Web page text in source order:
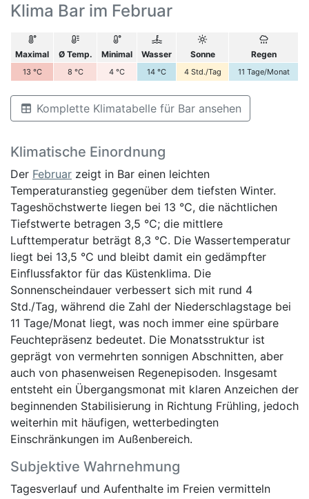
Klima Bar im Februar
Maximal Ø Temp. Minimal Wasser Sonne Regen
13 °C 8 °C 4 °C 14 °C 4 Std./Tag 11 Tage/Monat
Komplette Klimatabelle für Bar ansehen
Klimatische Einordnung
Der Februar zeigt in Bar einen leichten
Temperaturanstieg gegenüber dem tiefsten Winter.
Tageshöchstwerte liegen bei 13 °C, die nächtlichen
Tiefstwerte betragen 3,5 °C; die mittlere
Lufttemperatur beträgt 8,3 °C. Die Wassertemperatur
liegt bei 13,5 °C und bleibt damit ein gedämpfter
Einflussfaktor für das Küstenklima. Die
Sonnenscheindauer verbessert sich mit rund 4
Std./Tag, während die Zahl der Niederschlagstage bei
11 Tage/Monat liegt, was noch immer eine spürbare
Feuchtepräsenz bedeutet. Die Monatsstruktur ist
geprägt von vermehrten sonnigen Abschnitten, aber
auch von phasenweisen Regenepisoden. Insgesamt
entsteht ein Übergangsmonat mit klaren Anzeichen der
beginnenden Stabilisierung in Richtung Frühling, jedoch
weiterhin mit häufigen, wetterbedingten
Einschränkungen im Außenbereich.
Subjektive Wahrnehmung
Tagesverlauf und Aufenthalte im Freien vermitteln